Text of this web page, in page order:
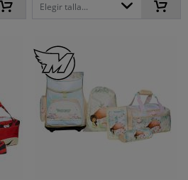
Elegir talla...